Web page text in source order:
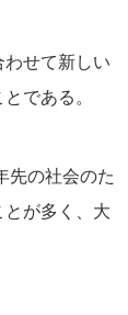
せて新しい
である。
先の社会のた
が多く、大